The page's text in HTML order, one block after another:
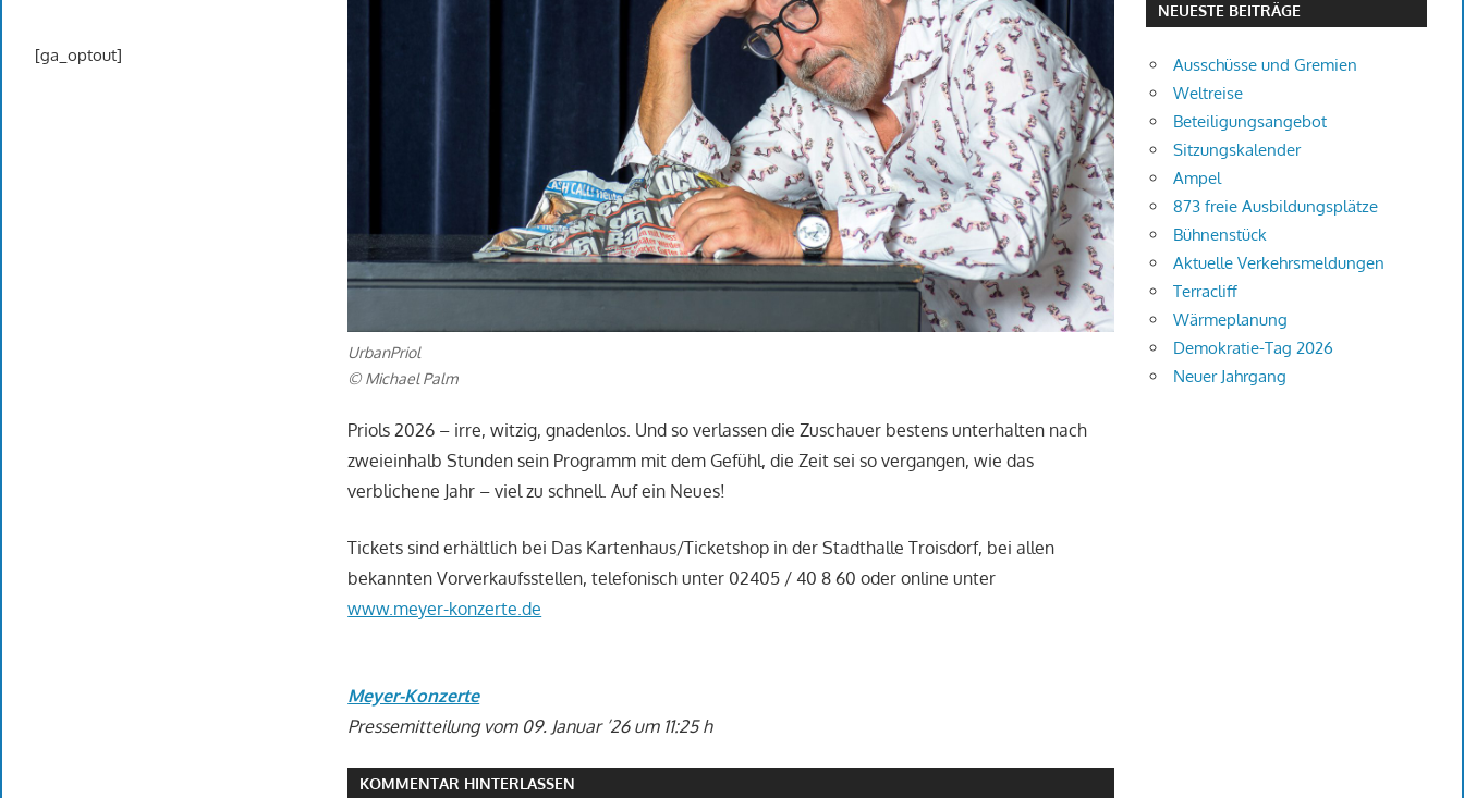
UrbanPriol
© Michael Palm
Priols 2026 – irre, witzig, gnadenlos. Und so verlassen die Zuschauer bestens unterhalten nach
zweieinhalb Stunden sein Programm mit dem Gefühl, die Zeit sei so vergangen, wie das
verblichene Jahr – viel zu schnell. Auf ein Neues!
Tickets sind erhältlich bei Das Kartenhaus/Ticketshop in der Stadthalle Troisdorf, bei allen
bekannten Vorverkaufsstellen, telefonisch unter 02405 / 40 8 60 oder online unter
www.meyer-konzerte.de
Meyer-Konzerte
Pressemitteilung vom 09. Januar ’26 um 11:25 h
KOMMENTAR HINTERLASSEN
[ga_optout]
NEUESTE BEITRÄGE
Ausschüsse und Gremien
Weltreise
Beteiligungsangebot
Sitzungskalender
Ampel
873 freie Ausbildungsplätze
Bühnenstück
Aktuelle Verkehrsmeldungen
Terracliff
Wärmeplanung
Demokratie-Tag 2026
Neuer Jahrgang